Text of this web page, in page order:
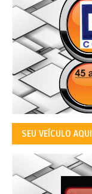
SEU VEÍCULO AQUI